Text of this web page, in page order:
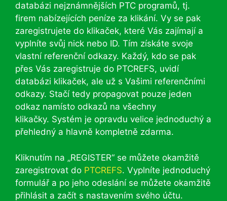
databázi nejznámnějších PTC programů, tj.
firem nabízejících peníze za klikání. Vy se pak
zaregistrujete do klikaček, které Vás zajímají a
vyplníte svůj nick nebo ID. Tím získáte svoje
vlastní referenční odkazy. Každý, kdo se pak
přes Vás zaregistruje do PTCREFS, uvidí
databázi klikaček, ale už s Vašimi referenčními
odkazy. Stačí tedy propagovat pouze jeden
odkaz namísto odkazů na všechny
klikačky. Systém je opravdu velice jednoduchý a
přehledný a hlavně kompletně zdarma.
Kliknutím na „REGISTER“ se můžete okamžitě
zaregistrovat do PTCREFS. Vyplníte jednoduchý
formulář a po jeho odeslání se můžete okamžitě
přihlásit a začít s nastavením svého účtu.